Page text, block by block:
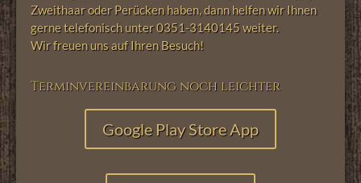
Zweithaar oder Perücken haben, dann helfen wir Ihnen
gerne telefonisch unter 0351-3140145 weiter.
Wir freuen uns auf Ihren Besuch!
Terminvereinbarung noch leichter
Google Play Store App